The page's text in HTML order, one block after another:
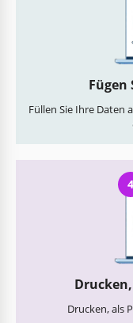
Fügen
Füllen Sie Ihre Daten
4
Drucken, als